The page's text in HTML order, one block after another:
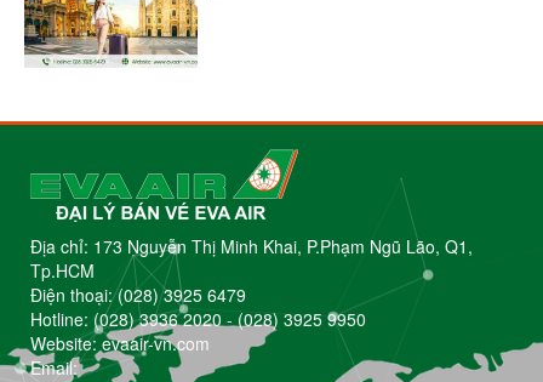
Địa chỉ: 173 Nguyễn Thị Minh Khai, P.Phạm Ngũ Lão, Q1,
Tp.HCM
Điện thoại:(028) 3925 6479
Hotline: (028) 3936 2020-(028) 3925 9950
Website: evaair-vn.com
Email: